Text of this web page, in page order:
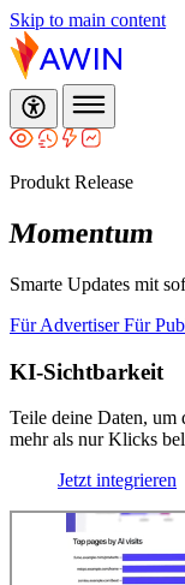
Skip to main content
Produkt Release
Momentum
Smarte Updates mit
Für AdvertiserFür
KI-Sichtbarkeit
Teile deine Daten,
mehr als nur Klicks
Jetzt integrieren